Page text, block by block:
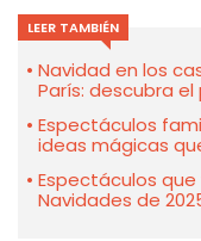
LEER TAMBIÉN
Navidad en los
París: descubra
Espectáculos
ideas mágicas
Espectáculos
Navidades de